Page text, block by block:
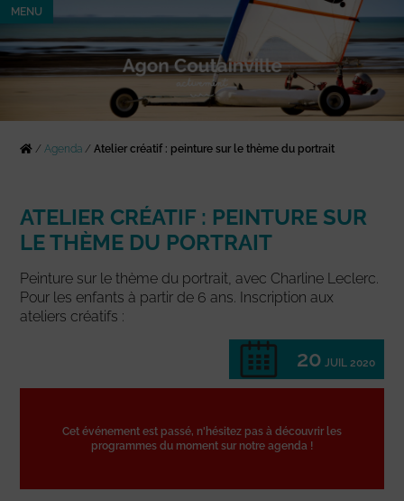
MENU
/Agenda /Atelier créatif : peinture sur le thème du portrait
ATELIER CRÉATIF : PEINTURE SUR
LE THÈME DU PORTRAIT
Peinture sur le thème du portrait, avec Charline Leclerc.
Pour les enfants à partir de 6 ans. Inscription aux
ateliers créatifs :
20 JUIL 2020
Cet événement est passé, n'hésitez pas à découvrir les
programmes du moment sur notre agenda !